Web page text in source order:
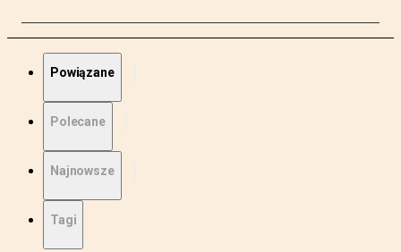
Powiązane
Polecane
Najnowsze
Tagi